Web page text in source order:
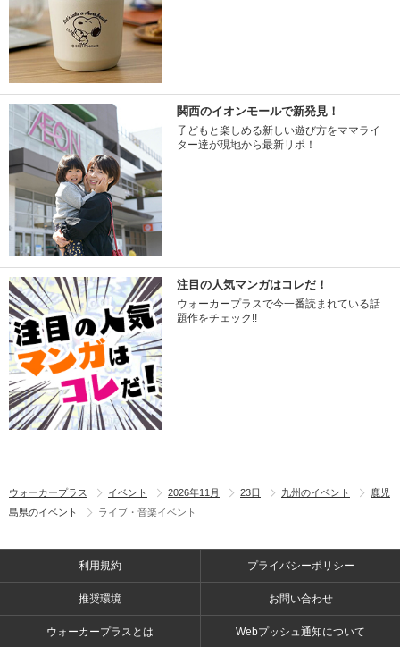
関西のイオンモールで新発見！
子どもと楽しめる新しい遊び方をママライ
ター達が現地から最新リポ！
注目の人気マンガはコレだ！
ウォーカープラスで今一番読まれている話
題作をチェック!!
ウォーカープラス イベント 2026年11月 23日 九州のイベント
鹿児
島県のイベント
ライブ・音楽イベント
利用規約 プライバシーポリシー
推奨環境 お問い合わせ
ウォーカープラスとは Webプッシュ通知について